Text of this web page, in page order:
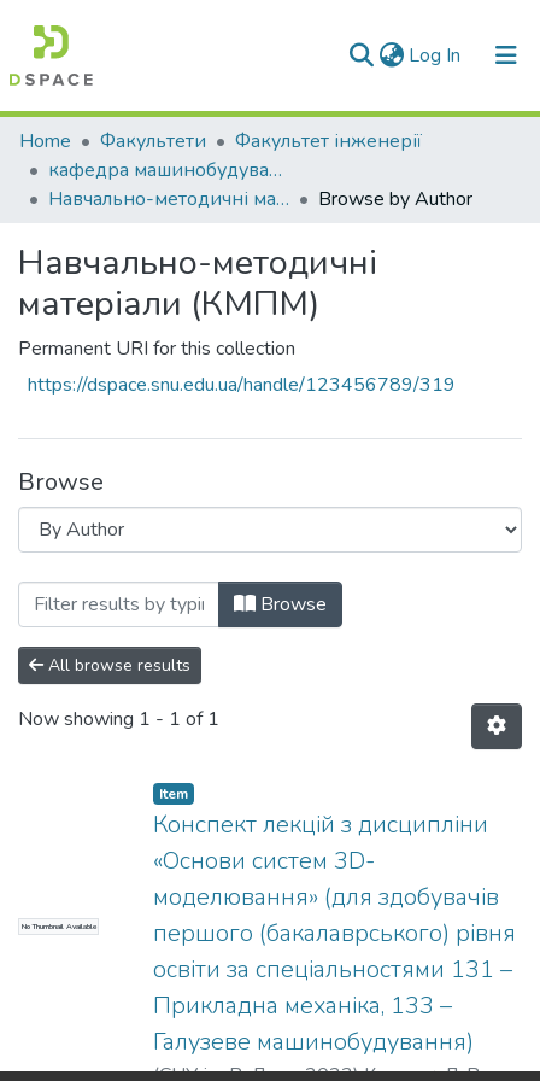
Log In (current)
Communities & Collections
All of DSpace
Home Факультети
Факультет інженерії
кафедра машинобудування та прикладної механіки
Навчально-методичні матеріали (КМПМ)
Browse by Author
Навчально-методичні
матеріали (КМПМ)
Permanent URI for this collection
https://dspace.snu.edu.ua/handle/123456789/319
Browse
Browsing Навчально-методичні
Browse
All browse results
Now showing 1 - 1 of 1
No Thumbnail Available
Item
Конспект лекцій з дисципліни
«Основи систем 3D-
моделювання» (для здобувачів
першого (бакалаврського) рівня
освіти за спеціальностями 131 –
Прикладна механіка, 133 –
Галузеве машинобудування)
(СНУ ім. В. Даля,2022)Карпюк, Л. В.